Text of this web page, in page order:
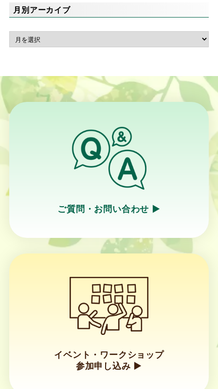
月別アーカイブ
ご質問・お問い合わせ ▶︎
ン
ク
イベント・ワークショップ
参加申し込み ▶︎